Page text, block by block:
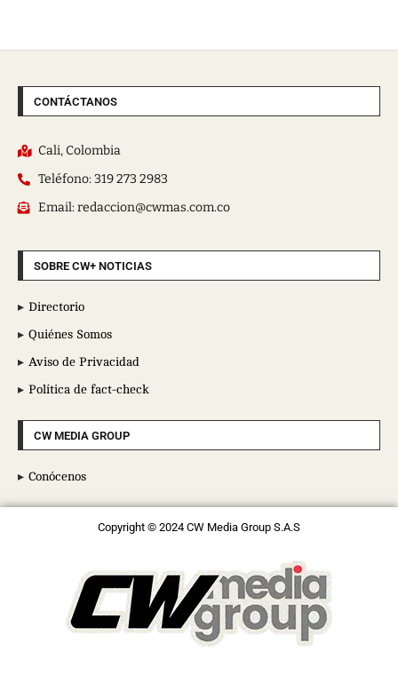
CONTÁCTANOS
Cali, Colombia
Teléfono: 319 273 2983
Email: redaccion@cwmas.com.co
SOBRE CW+ NOTICIAS
Directorio
Quiénes Somos
Aviso de Privacidad
Política de fact-check
CW MEDIA GROUP
Conócenos
Copyright © 2024 CW Media Group S.A.S